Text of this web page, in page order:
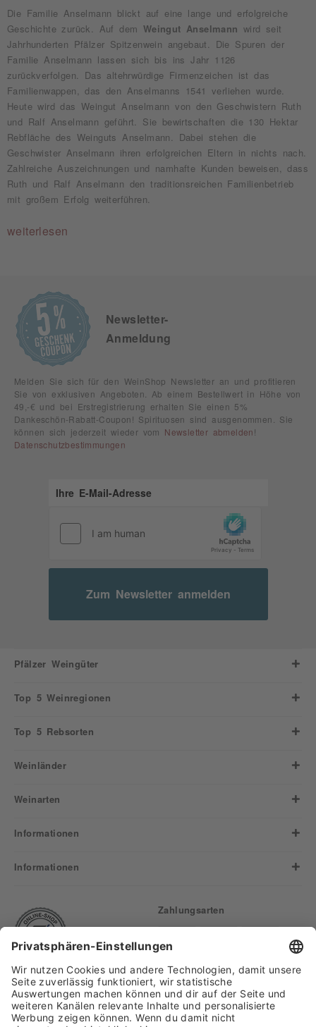
Die Familie Anselmann blickt auf eine lange und erfolgreiche
Geschichte zurück. Auf dem Weingut Anselmann
wird seit
Jahrhunderten Pfälzer Spitzenwein angebaut. Die Spuren der
Familie Anselmann lassen sich bis ins Jahr 1126
zurückverfolgen. Das altehrwürdige Firmenzeichen ist das
Familienwappen, das den Anselmanns 1541 verliehen wurde.
Heute wird das Weingut Anselmann von den Geschwistern Ruth
und Ralf Anselmann geführt. Sie bewirtschaften die 130 Hektar
Rebfläche des Weinguts Anselmann. Dabei stehen die
Geschwister Anselmann ihren erfolgreichen Eltern in nichts nach.
Zahlreiche Auszeichnungen und namhafte Kunden beweisen, dass
Ruth und Ralf Anselmann den traditionsreichen Familienbetrieb
mit großem Erfolg weiterführen.
weiterlesen
Newsletter-
Anmeldung
Melden Sie sich für den WeinShop Newsletter an und profitieren
Sie von exklusiven Angeboten. Ab einem Bestellwert in Höhe von
49,-€ und bei Erstregistrierung erhalten Sie einen 5%
Dankeschön-Rabatt-Coupon! Spirituosen sind ausgenommen. Sie
können sich jederzeit wieder vom Newsletter abmelden !
Datenschutzbestimmungen
Zum Newsletter anmelden
Pfälzer Weingüter
Top 5 Weinregionen
Top 5 Rebsorten
Weinländer
Weinarten
Informationen
Informationen
Zahlungsarten
Finden Sie uns auf: